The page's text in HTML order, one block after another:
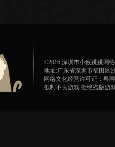
©2016 深圳市小猴跳跳网
地址:广东省深圳市福田区
网络文化经营许可证：粤
抵制不良游戏 拒绝盗版游